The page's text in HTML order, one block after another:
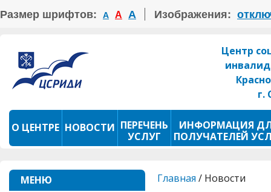
Размер шрифтов: А А А Изображения:
Центр
г.
О ЦЕНТРЕ НОВОСТИ ПЕРЕЧЕНЬ
УСЛУГ
ИНФОРМАЦИЯ
ПОЛУЧАТЕЛЕЙ
ПРОКАТ ТСР ФОТОКОНКУРС
МЕНЮ
Главная / Новости